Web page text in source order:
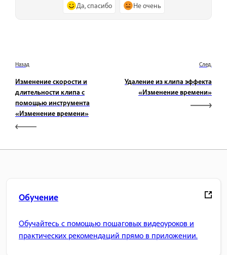
Да, спасибо Не очень
Назад
Изменение скорости и
длительности клипа с
помощью инструмента
«Изменение времени»
След.
Удаление из клипа эффекта
«Изменение времени»
Обучение
Обучайтесь с помощью пошаговых видеоуроков и
практических рекомендаций прямо в приложении.